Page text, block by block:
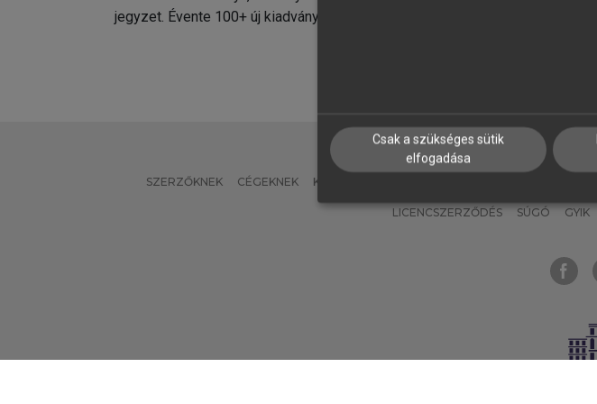
jegyzet. Évente 100+ új kiadvány.
SZERZŐKNEK CÉGEKNEK KÖNYVTÁROSOKNAK
LICENCSZERZŐDÉS SÚGÓ GYIK
Csak a szükséges sütik
elfogadása